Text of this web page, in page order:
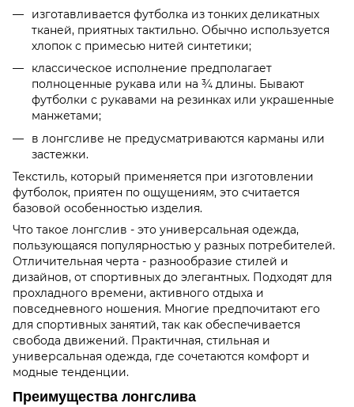
изготавливается футболка из тонких деликатных
тканей, приятных тактильно. Обычно используется
хлопок с примесью нитей синтетики;
классическое исполнение предполагает
полноценные рукава или на ¾ длины. Бывают
футболки с рукавами на резинках или украшенные
манжетами;
в лонгсливе не предусматриваются карманы или
застежки.
Текстиль, который применяется при изготовлении
футболок, приятен по ощущениям, это считается
базовой особенностью изделия.
Что такое лонгслив - это универсальная одежда,
пользующаяся популярностью у разных потребителей.
Отличительная черта - разнообразие стилей и
дизайнов, от спортивных до элегантных. Подходят для
прохладного времени, активного отдыха и
повседневного ношения. Многие предпочитают его
для спортивных занятий, так как обеспечивается
свобода движений. Практичная, стильная и
универсальная одежда, где сочетаются комфорт и
модные тенденции.
Преимущества лонгслива